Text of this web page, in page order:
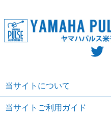
当サイトについて
当サイトご利用ガイド